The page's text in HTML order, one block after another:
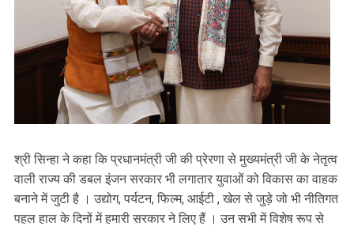
श्री सिन्हा ने कहा कि प्रधानमंत्री जी की प्रेरणा से मुख्यमंत्री जी के नेतृत्व
वाली राज्य की डबल इंजन सरकार भी लगातार युवाओं को विकास का वाहक
बनाने में जुटी है । उद्योग, पर्यटन, फिल्म, आईटी , खेल से जुड़े जो भी नीतिगत
पहल हाल के दिनों में हमारी सरकार ने लिए हैं । उन सभी में विशेष रूप से